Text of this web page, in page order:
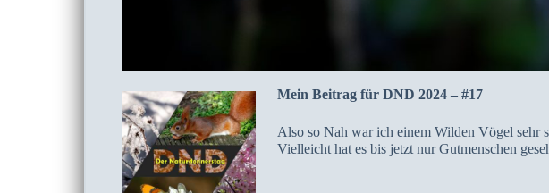
Mein Beitrag für DND 2024 – #17
Also so Nah war ich einem Wilden Vögel
Vielleicht hat es bis jetzt nur Gutmenschen